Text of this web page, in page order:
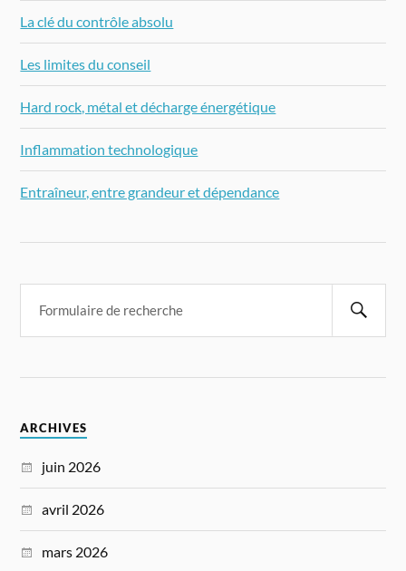
La clé du contrôle absolu
Les limites du conseil
Hard rock, métal et décharge énergétique
Inflammation technologique
Entraîneur, entre grandeur et dépendance
ARCHIVES
juin 2026
avril 2026
mars 2026